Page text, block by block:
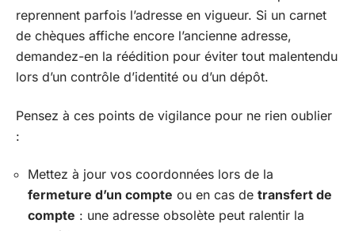
reprennent parfois l’adresse en vigueur. Si un carnet
de chèques affiche encore l’ancienne adresse,
demandez-en la réédition pour éviter tout malentendu
lors d’un contrôle d’identité ou d’un dépôt.
Pensez à ces points de vigilance pour ne rien oublier
:
Mettez à jour vos coordonnées lors de la
fermeture d’un compte ou en cas de transfert de
compte : une adresse obsolète peut ralentir la